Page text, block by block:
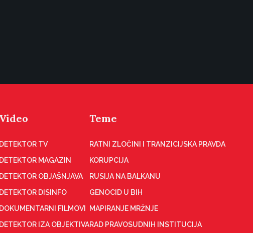
Video
DETEKTOR TV
DETEKTOR MAGAZIN
DETEKTOR OBJAŠNJAVA
DETEKTOR DISINFO
DOKUMENTARNI FILMOVI
DETEKTOR IZA OBJEKTIVA
Teme
RATNI ZLOČINI I TRANZICIJSKA PRAVDA
KORUPCIJA
RUSIJA NA BALKANU
GENOCID U BIH
MAPIRANJE MRŽNJE
RAD PRAVOSUDNIH INSTITUCIJA